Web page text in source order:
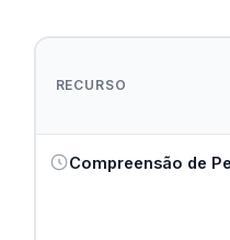
RECURSO
Compreensão de